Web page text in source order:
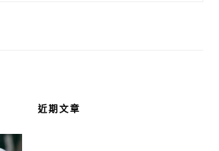
近期文章